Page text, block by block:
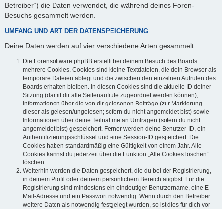
Betreiber“) die Daten verwendet, die während deines Foren-
Besuchs gesammelt werden.
UMFANG UND ART DER DATENSPEICHERUNG
Deine Daten werden auf vier verschiedene Arten gesammelt:
Die Forensoftware phpBB erstellt bei deinem Besuch des Boards
mehrere Cookies. Cookies sind kleine Textdateien, die dein Browser als
temporäre Dateien ablegt und die zwischen den einzelnen Aufrufen des
Boards erhalten bleiben. In diesen Cookies sind die aktuelle ID deiner
Sitzung (damit dir alle Seitenaufrufe zugeordnet werden können),
Informationen über die von dir gelesenen Beiträge (zur Markierung
dieser als gelesen/ungelesen; sofern du nicht angemeldet bist) sowie
Informationen über deine Teilnahme an Umfragen (sofern du nicht
angemeldet bist) gespeichert. Ferner werden deine Benutzer-ID, ein
Authentifizierungsschlüssel und eine Session-ID gespeichert. Die
Cookies haben standardmäßig eine Gültigkeit von einem Jahr. Alle
Cookies kannst du jederzeit über die Funktion „Alle Cookies löschen“
löschen.
Weiterhin werden die Daten gespeichert, die du bei der Registrierung,
in deinem Profil oder deinem persönlichem Bereich angibst. Für die
Registrierung sind mindestens ein eindeutiger Benutzername, eine E-
Mail-Adresse und ein Passwort notwendig. Wenn durch den Betreiber
weitere Daten als notwendig festgelegt wurden, so ist dies für dich vor